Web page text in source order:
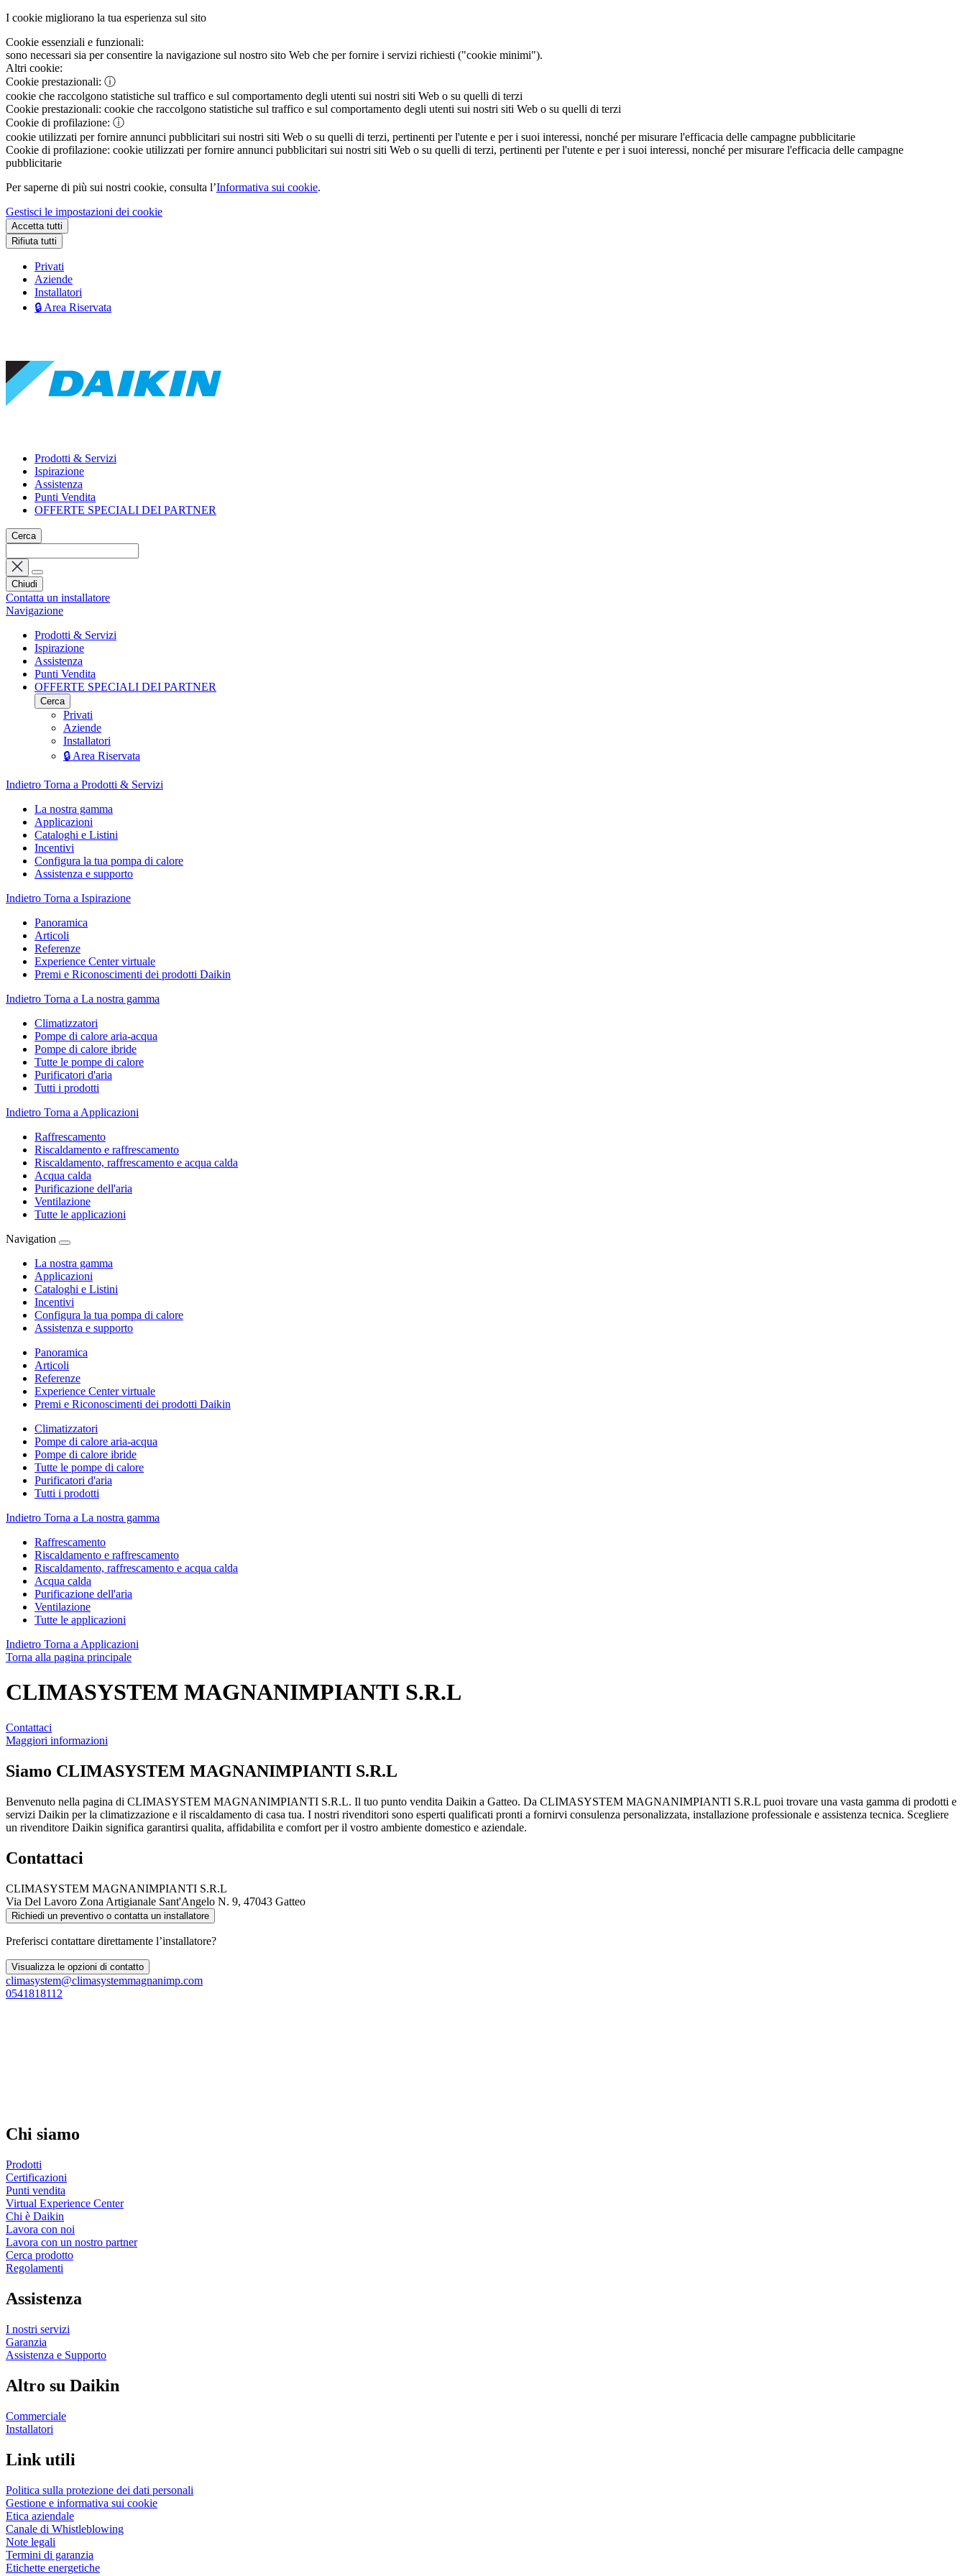
I cookie migliorano la tua esperienza sul sito
Cookie essenziali e funzionali:
sono necessari sia per consentire la navigazione sul nostro sito Web che per fornire i servizi richiesti ("cookie minimi").
Altri cookie:
Cookie prestazionali: ⓘ
cookie che raccolgono statistiche sul traffico e sul comportamento degli utenti sui nostri siti Web o su quelli di terzi
Cookie prestazionali: cookie che raccolgono statistiche sul traffico e sul comportamento degli utenti sui nostri siti Web o su quelli di terzi
Cookie di profilazione: ⓘ
cookie utilizzati per fornire annunci pubblicitari sui nostri siti Web o su quelli di terzi, pertinenti per l'utente e per i suoi interessi, nonché per misurare l'efficacia delle campagne pubblicitarie
Cookie di profilazione: cookie utilizzati per fornire annunci pubblicitari sui nostri siti Web o su quelli di terzi, pertinenti per l'utente e per i suoi interessi, nonché per misurare l'efficacia delle campagne
pubblicitarie
Per saperne di più sui nostri cookie, consulta l’Informativa sui cookie.
Gestisci le impostazioni dei cookie
Accetta tutti
Rifiuta tutti
Privati
Aziende
Installatori
🔒 Area Riservata
Prodotti & Servizi
Ispirazione
Assistenza
Punti Vendita
OFFERTE SPECIALI DEI PARTNER
Cerca
Chiudi
Contatta un installatore
Navigazione
Prodotti & Servizi
Ispirazione
Assistenza
Punti Vendita
OFFERTE SPECIALI DEI PARTNER
Cerca
Privati
Aziende
Installatori
🔒 Area Riservata
Indietro Torna a Prodotti & Servizi
La nostra gamma
Applicazioni
Cataloghi e Listini
Incentivi
Configura la tua pompa di calore
Assistenza e supporto
Indietro Torna a Ispirazione
Panoramica
Articoli
Referenze
Experience Center virtuale
Premi e Riconoscimenti dei prodotti Daikin
Indietro Torna a La nostra gamma
Climatizzatori
Pompe di calore aria-acqua
Pompe di calore ibride
Tutte le pompe di calore
Purificatori d'aria
Tutti i prodotti
Indietro Torna a Applicazioni
Raffrescamento
Riscaldamento e raffrescamento
Riscaldamento, raffrescamento e acqua calda
Acqua calda
Purificazione dell'aria
Ventilazione
Tutte le applicazioni
Navigation
La nostra gamma
Applicazioni
Cataloghi e Listini
Incentivi
Configura la tua pompa di calore
Assistenza e supporto
Panoramica
Articoli
Referenze
Experience Center virtuale
Premi e Riconoscimenti dei prodotti Daikin
Climatizzatori
Pompe di calore aria-acqua
Pompe di calore ibride
Tutte le pompe di calore
Purificatori d'aria
Tutti i prodotti
Indietro Torna a La nostra gamma
Raffrescamento
Riscaldamento e raffrescamento
Riscaldamento, raffrescamento e acqua calda
Acqua calda
Purificazione dell'aria
Ventilazione
Tutte le applicazioni
Indietro Torna a Applicazioni
Torna alla pagina principale
CLIMASYSTEM MAGNANIMPIANTI S.R.L
Contattaci
Maggiori informazioni
Siamo CLIMASYSTEM MAGNANIMPIANTI S.R.L
Benvenuto nella pagina di CLIMASYSTEM MAGNANIMPIANTI S.R.L. Il tuo punto vendita Daikin a Gatteo. Da CLIMASYSTEM MAGNANIMPIANTI S.R.L puoi trovare una vasta gamma di prodotti e
servizi Daikin per la climatizzazione e il riscaldamento di casa tua. I nostri rivenditori sono esperti qualificati pronti a fornirvi consulenza personalizzata, installazione professionale e assistenza tecnica. Scegliere
un rivenditore Daikin significa garantirsi qualita, affidabilita e comfort per il vostro ambiente domestico e aziendale.
Contattaci
CLIMASYSTEM MAGNANIMPIANTI S.R.L
Via Del Lavoro Zona Artigianale Sant'Angelo N. 9, 47043 Gatteo
Richiedi un preventivo o contatta un installatore
Preferisci contattare direttamente l’installatore?
Visualizza le opzioni di contatto
climasystem@climasystemmagnanimp.com
0541818112
Chi siamo
Prodotti
Certificazioni
Punti vendita
Virtual Experience Center
Chi è Daikin
Lavora con noi
Lavora con un nostro partner
Cerca prodotto
Regolamenti
Assistenza
I nostri servizi
Garanzia
Assistenza e Supporto
Altro su Daikin
Commerciale
Installatori
Link utili
Politica sulla protezione dei dati personali
Gestione e informativa sui cookie
Etica aziendale
Canale di Whistleblowing
Note legali
Termini di garanzia
Etichette energetiche